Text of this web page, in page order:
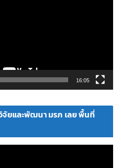
16:05
จัยและพัฒนา มรภ เลย พื้นที่